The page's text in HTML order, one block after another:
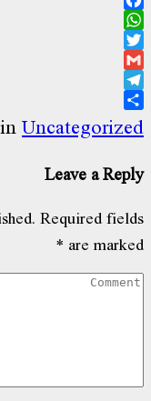
Posted in
not be published.